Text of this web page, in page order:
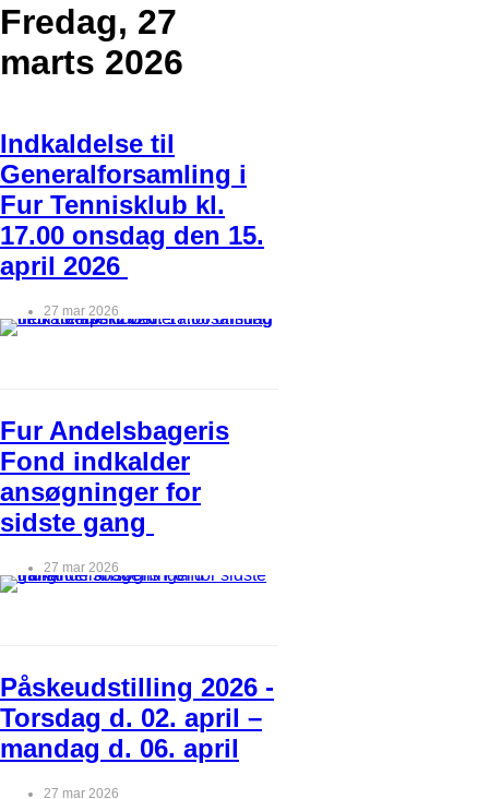
Fredag, 27
marts 2026
Indkaldelse til
Generalforsamling i
Fur Tennisklub kl.
17.00 onsdag den 15.
april 2026
27 mar 2026
Fur Andelsbageris
Fond indkalder
ansøgninger for
sidste gang
27 mar 2026
Påskeudstilling 2026 -
Torsdag d. 02. april –
mandag d. 06. april
27 mar 2026